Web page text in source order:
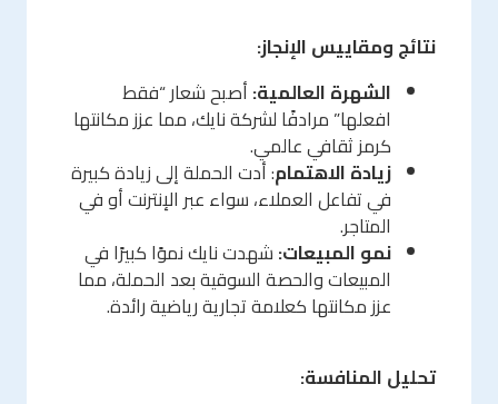
نتائج ومقاييس الإنجاز:
الشهرة العالمية: أصبح شعار “فقط
افعلها” مرادفًا لشركة نايك، مما عزز مكانتها
كرمز ثقافي عالمي.
زيادة الاهتمام: أدت الحملة إلى زيادة كبيرة
في تفاعل العملاء، سواء عبر الإنترنت أو في
المتاجر.
نمو المبيعات: شهدت نايك نموًا كبيرًا في
المبيعات والحصة السوقية بعد الحملة، مما
عزز مكانتها كعلامة تجارية رياضية رائدة.
تحليل المنافسة: